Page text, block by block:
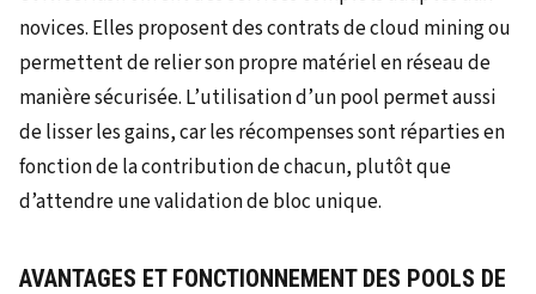
novices. Elles proposent des contrats de cloud mining ou
permettent de relier son propre matériel en réseau de
manière sécurisée. L’utilisation d’un pool permet aussi
de lisser les gains, car les récompenses sont réparties en
fonction de la contribution de chacun, plutôt que
d’attendre une validation de bloc unique.
AVANTAGES ET FONCTIONNEMENT DES POOLS DE